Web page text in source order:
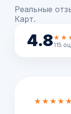
Реальные
Карт.
4.8115
★★★★★